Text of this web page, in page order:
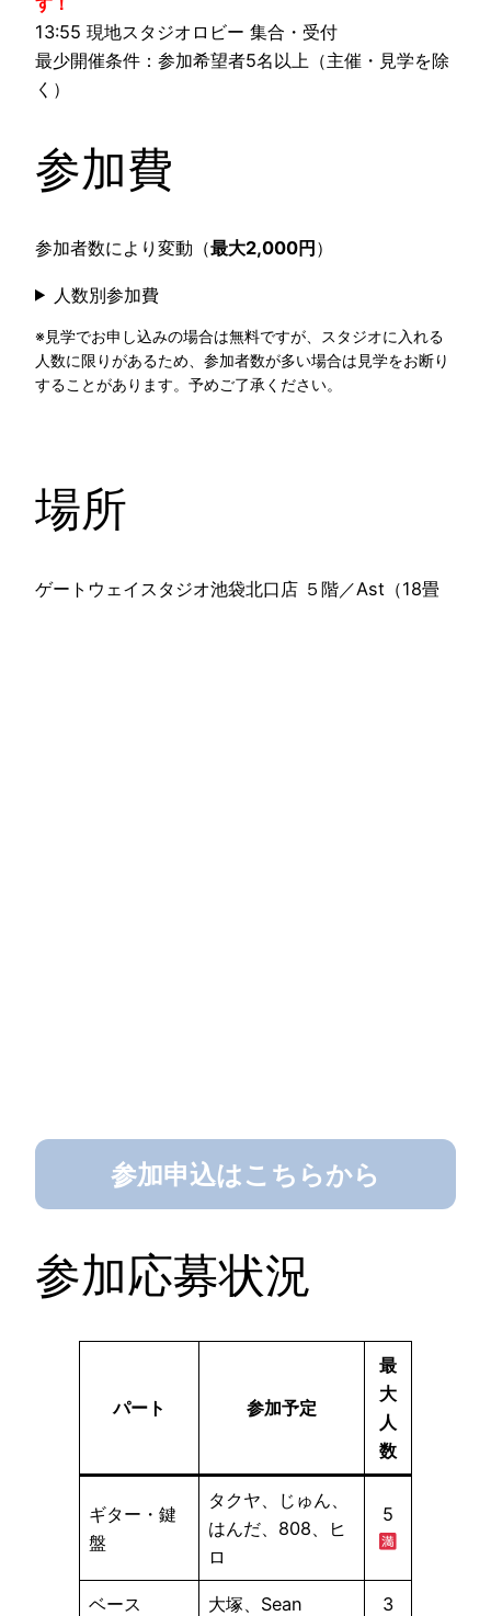
13:55 現地スタジオロビー 集合・受付
最少開催条件：参加希望者5名以上（主催・見学を除
く）
参加費
参加者数により変動（最大2,000円 ）
人数別参加費
※見学でお申し込みの場合は無料ですが、スタジオに入れる
人数に限りがあるため、参加者数が多い場合は見学をお断り
することがあります。予めご了承ください。
場所
ゲートウェイスタジオ池袋北口店 ５階／Ast（18畳
参加申込はこちらから
参加応募状況
パート 参加予定
最
大
人
数
ギター・鍵
盤
タクヤ、じゅん、
はんだ、808、ヒ
ロ
5
ベース 大塚、Sean 3